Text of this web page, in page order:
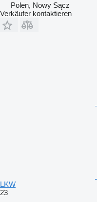
Polen, Nowy Sącz
Verkäufer kontaktieren
LKW
23